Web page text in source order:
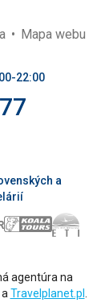
Mapa webu
22:00
a
agentúra na
a Travelplanet.pl